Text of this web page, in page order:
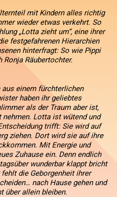
mit Kindern alles richtig
wieder etwas verkehrt. So
„Lotta zieht um“, eine ihrer
festgefahrenen Hierarchien
hinterfragt: So wie Pippi
Ronja Räubertochter.
einem fürchterlichen
haben ihr geliebtes
als der Traum aber ist,
Lotta ist wütend und
trifft: Sie wird auf
ziehen. Dort wird sie auf ihre
Mit Energie und
Zuhause ein. Denn endlich
wunderbar klappt bricht
die Geborgenheit ihrer
nach Hause gehen und
über allein bleiben.